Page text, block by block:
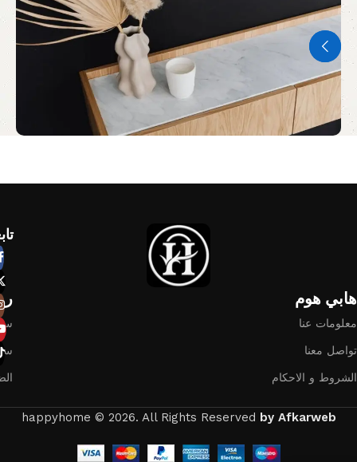
هابي هوم​
معلومات عنا
تواصل معنا
الشروط و الاحكام
happyhome © 2026. All Rights Reserved by Afkarweb